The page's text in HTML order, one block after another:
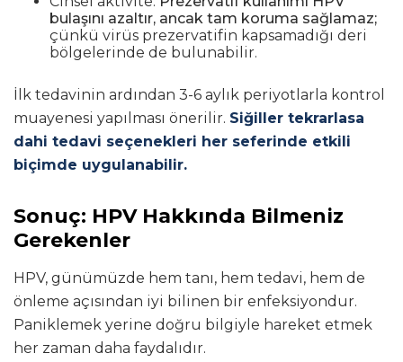
bulaşını azaltır, ancak tam koruma sağlamaz;
çünkü virüs prezervatifin kapsamadığı deri
bölgelerinde de bulunabilir.
İlk tedavinin ardından 3-6 aylık periyotlarla kontrol
muayenesi yapılması önerilir. Siğiller tekrarlasa
dahi tedavi seçenekleri her seferinde etkili
biçimde uygulanabilir.
Sonuç: HPV Hakkında Bilmeniz
Gerekenler
HPV, günümüzde hem tanı, hem tedavi, hem de
önleme açısından iyi bilinen bir enfeksiyondur.
Paniklemek yerine doğru bilgiyle hareket etmek
her zaman daha faydalıdır.